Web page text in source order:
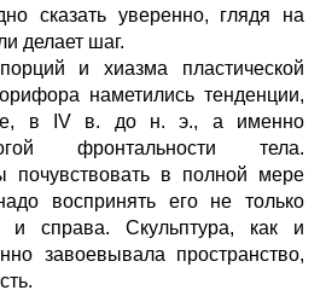
сказать уверенно, глядя на
делает шаг.
и хиазма пластической
наметились тенденции,
в IV в. до н. э., а именно
фронтальности тела.
почувствовать в полной мере
воспринять его не только
справа. Скульптура, как и
завоевывала пространство,